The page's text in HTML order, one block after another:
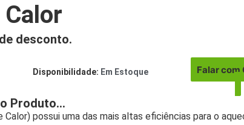
de desconto.
Disponibilidade: Em Estoque Falar com
Produto...
Calor) possui uma das mais altas eficiências para o